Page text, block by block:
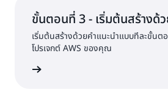
ขั้นตอนที่ 3 - เริ่มต้นสร้างด้
เริ่มต้นสร้างด้วยคำแนะนำแบบทีละขั้นต
โปรเจกต์ AWS ของคุณ